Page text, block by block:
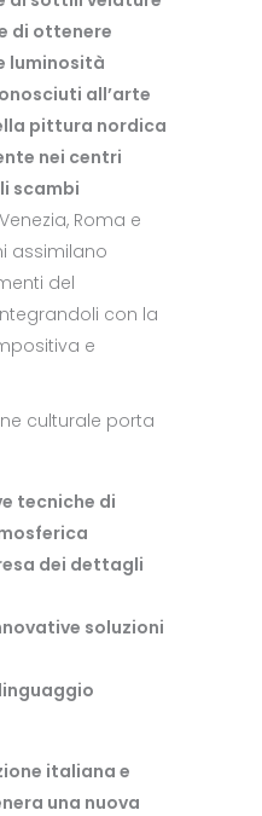
di ottenere
luminosità
all’arte
pittura nordica
nei centri
scambi
Roma e
assimilano
del
con la
e
culturale porta
tecniche di
dei dettagli
soluzioni
italiana e
una nuova